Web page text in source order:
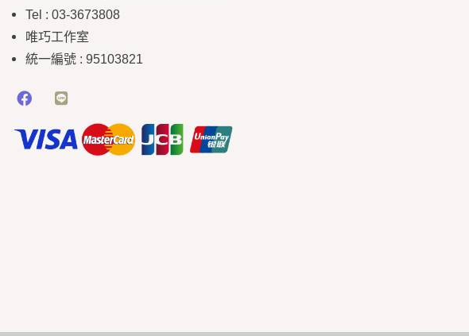
Tel : 03-3673808
唯巧工作室
統一編號 : 95103821